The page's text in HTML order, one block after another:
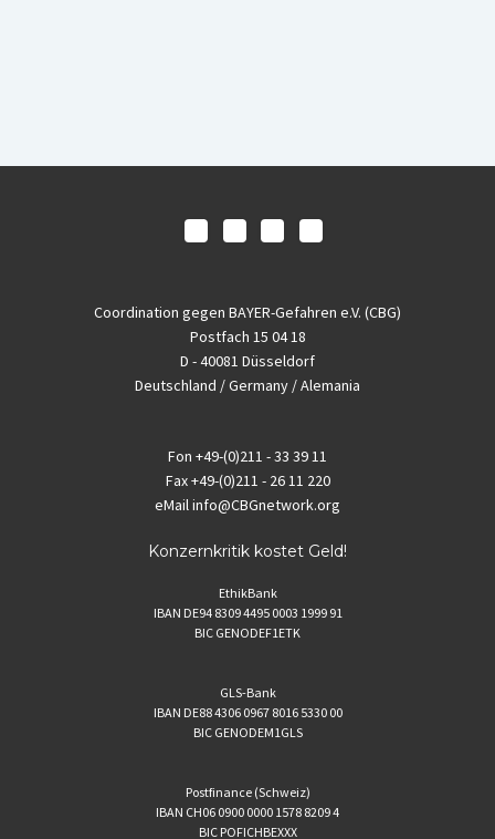
Coordination gegen BAYER-Gefahren e.V. (CBG)
Postfach 15 04 18
D - 40081 Düsseldorf
Deutschland / Germany / Alemania
Fon +49-(0)211 - 33 39 11
Fax+49-(0)211 - 26 11 220
eMailinfo@CBGnetwork.org
Konzernkritik kostet Geld!
EthikBank
IBAN DE94 8309 4495 0003 1999 91
BIC GENODEF1ETK
GLS-Bank
IBAN DE88 4306 0967 8016 5330 00
BIC GENODEM1GLS
Postfinance (Schweiz)
IBAN CH06 0900 0000 1578 8209 4
BIC POFICHBEXXX